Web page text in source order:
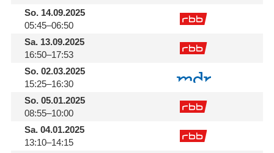
So.14.09.2025
05:45–06:50
Sa.13.09.2025
16:50–17:53
So.02.03.2025
15:25–16:30
So.05.01.2025
08:55–10:00
Sa.04.01.2025
13:10–14:15